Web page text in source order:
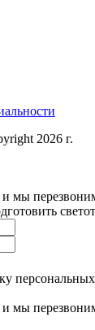
2026 г.
и мы
и мы